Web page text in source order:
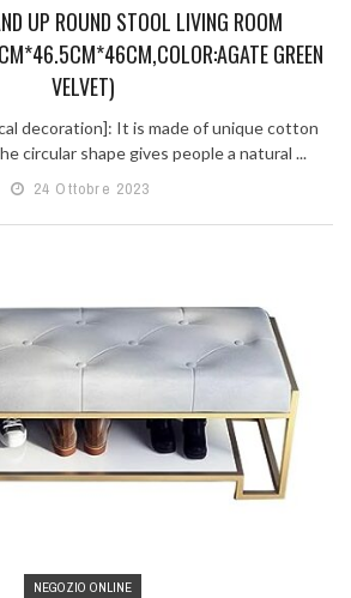
UP ROUND STOOL LIVING ROOM
GREEN
VELVET)
decoration]: It is made of unique cotton
circular shape gives people a natural ...
24 Ottobre 2023
NEGOZIO ONLINE